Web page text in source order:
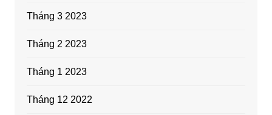
Tháng 3 2023
Tháng 2 2023
Tháng 1 2023
Tháng 12 2022